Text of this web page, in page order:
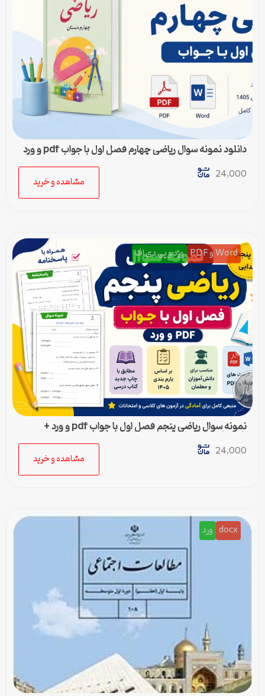
دانلود نمونه سوال ریاضی چهارم فصل اول با جواب pdf و ورد
24,000
مشاهده و خرید
Word و PDF ورد و پی دی اف
نمونه سوال ریاضی پنجم فصل اول با جواب pdf و ورد +
پاسخنامه
24,000
مشاهده و خرید
docx ورد